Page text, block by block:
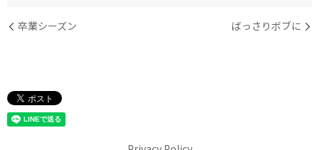
卒業シーズン ばっさりボブに